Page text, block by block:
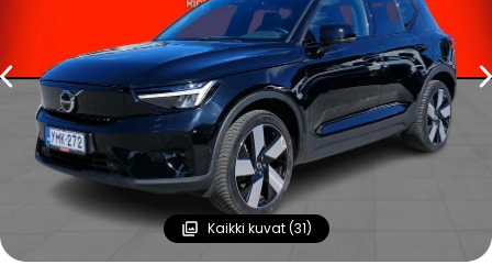
Kaikki kuvat (31)